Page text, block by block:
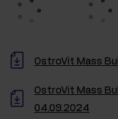
OstroVit Mass
OstroVit Mass
04.09.2024